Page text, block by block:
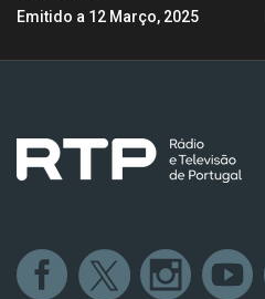
Emitido a 12 Março, 2025